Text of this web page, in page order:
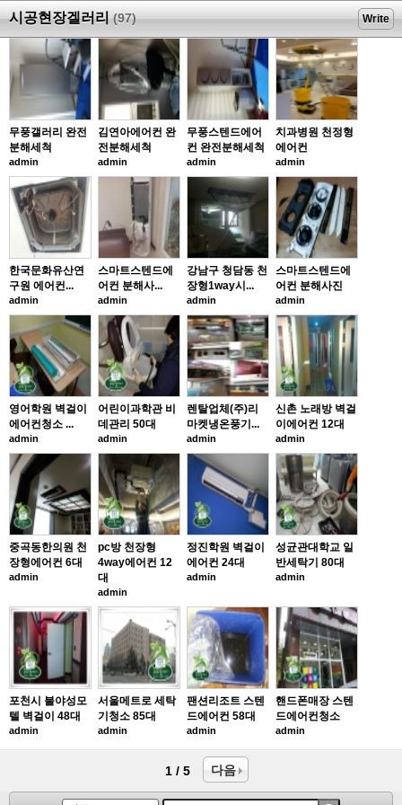
시공현장겔러리 (97) Write
무풍갤러리 완전
분해세척
admin
김연아에어컨 완
전분해세척
admin
무풍스텐드에어
컨 완전분해세척
admin
치과병원 천정형
에어컨
admin
한국문화유산연
구원 에어컨...
admin
스마트스텐드에
어컨 분해사...
admin
강남구 청담동 천
장형1way시...
admin
스마트스텐드에
어컨 분해사진
admin
영어학원 벽걸이
에어컨청소 ...
admin
어린이과학관 비
데관리 50대
admin
렌탈업체(주)리
마켓냉온풍기...
admin
신촌 노래방 벽걸
이에어컨 12대
admin
중곡동한의원 천
장형에어컨 6대
admin
pc방 천장형
4way에어컨 12
대
admin
정진학원 벽걸이
에어컨 24대
admin
성균관대학교 일
반세탁기 80대
admin
포천시 불야성모
텔 벽걸이 48대
admin
서울메트로 세탁
기청소 85대
admin
팬션리조트 스텐
드에어컨 58대
admin
핸드폰매장 스텐
드에어컨청소
admin
1 / 5 다음